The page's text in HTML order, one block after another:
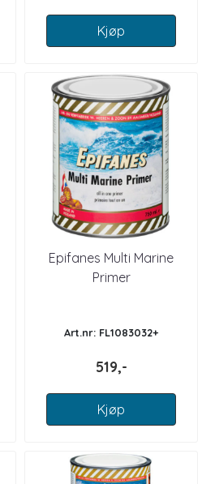
Kjøp
Epifanes Multi Marine
Primer
Art.nr: FL1083032+
519,-
Kjøp